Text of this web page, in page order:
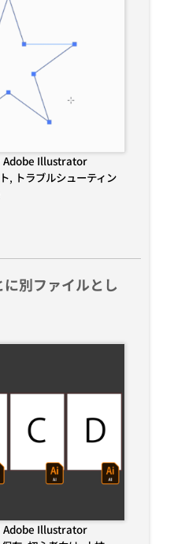
Adobe Illustrator
, トラブルシューティン
別ファイルとし
Adobe Illustrator